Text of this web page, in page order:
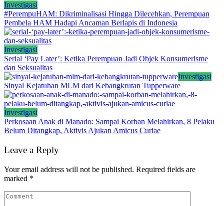
Investigasi
#PerempuHAM: Dikriminalisasi Hingga Dilecehkan, Perempuan
Pembela HAM Hadapi Ancaman Berlapis di Indonesia
Investigasi
Serial ‘Pay Later’: Ketika Perempuan Jadi Objek Konsumerisme
dan Seksualitas
Investigasi
Sinyal Kejatuhan MLM dari Kebangkrutan Tupperware
Investigasi
Perkosaan Anak di Manado: Sampai Korban Melahirkan, 8 Pelaku
Belum Ditangkap, Aktivis Ajukan Amicus Curiae
Leave a Reply
Your email address will not be published. Required fields are
marked *